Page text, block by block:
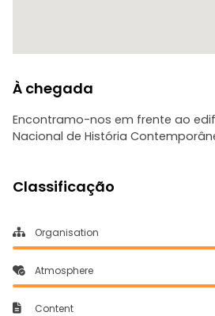
À chegada
Encontramo-nos em frente ao
Nacional de História
Classificação
Organisation
Atmosphere
Content